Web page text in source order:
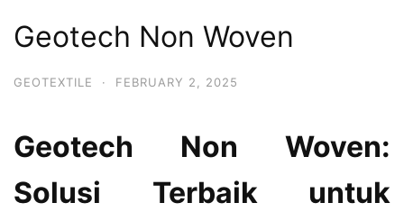
Geotech Non Woven
GEOTEXTILE · FEBRUARY 2, 2025
Geotech Non Woven:
Solusi Terbaik untuk